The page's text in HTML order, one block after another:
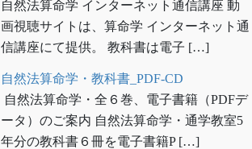
自然法算命学 インターネット通信講座 動
画視聴サイトは、算命学 インターネット通
信講座にて提供。 教科書は電子 […]
自然法算命学・教科書_PDF-CD
自然法算命学・全６巻、電子書籍（PDFデ
ータ）のご案内 自然法算命学・通学教室5
年分の教科書６冊を電子書籍P […]